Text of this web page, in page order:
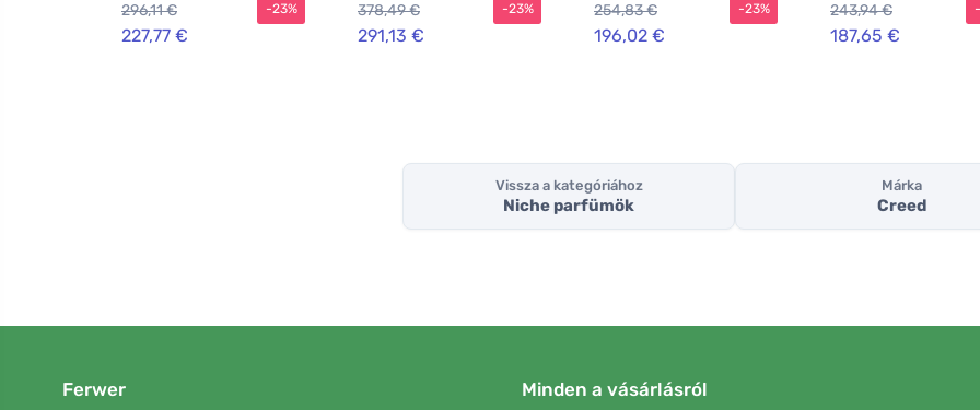
296,11 €
227,77 €
-23%
378,49 €
291,13 €
-23%
254,83 €
196,02 €
-23%
243,94 €
187,65 €
Vissza a kategóriához
Niche parfümök
Márka
Creed
Ferwer Minden a vásárlásról